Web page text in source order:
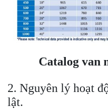
Catalog van
2. Nguyên lý hoạt
lật.